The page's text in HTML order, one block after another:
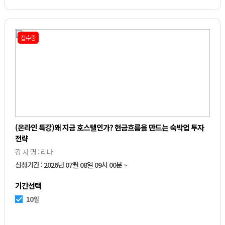
접수중
(온라인 특강)왜 지금 호스텔인가? 현금흐름을 만드는 숙박업 투자
전략
강 사 명 : 리나
신청기간 : 2026년 07월 08일 09시 00분 ~
기간선택
10일